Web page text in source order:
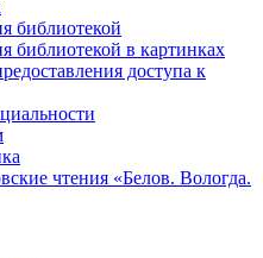
библиотекой
библиотекой в картинках
доступа к
чтения «Белов. Вологда.